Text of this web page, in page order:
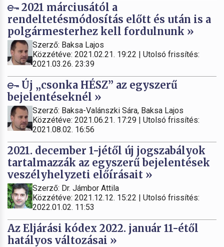
2021 márciusától a
rendeltetésmódosítás előtt és után is a
polgármesterhez kell fordulnunk »
Szerző: Baksa Lajos
Közzétéve: 2021.02.21. 19:22 | Utolsó frissítés:
2021.03.26. 23:39
Új „csonka HÉSZ” az egyszerű
bejelentéseknél »
Szerző: Baksa-Valánszki Sára, Baksa Lajos
Közzétéve: 2021.06.21. 17:29 | Utolsó frissítés:
2021.08.02. 16:56
2021. december 1-jétől új jogszabályok
tartalmazzák az egyszerű bejelentések
veszélyhelyzeti előírásait »
Szerző: Dr. Jámbor Attila
Közzétéve: 2021.12.12. 15:22 | Utolsó frissítés:
2022.01.02. 11:53
Az Eljárási kódex 2022. január 11-étől
hatályos változásai »